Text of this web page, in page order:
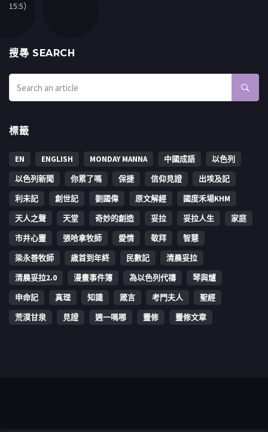
15:5）
搜㝷 SEARCH
標籤
EN ENGLISH MONDAY MANNA 中國成語
以色列
以色列新聞
你累了嗎 保捷 信仰見證
出埃及記
利未記
創世記 劉國偉 原文解經
國度禾場KHM
天人之聲
天堂 奇妙的創造 妥拉 妥拉人生
家庭
市井心靈
張哈拿牧師 愛情 敬拜
智慧
梁永善牧師
歳首到年終 民數記
清晨妥拉
清晨妥拉2.0
漫畫事件簿 為以色列代禱
琴與爐
申命記
真理 知識 箴言 考門夫人
聖經
荒漠甘泉
見證 週一嗎哪 靈修 靈修文章